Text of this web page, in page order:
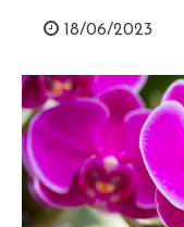
18/06/2023